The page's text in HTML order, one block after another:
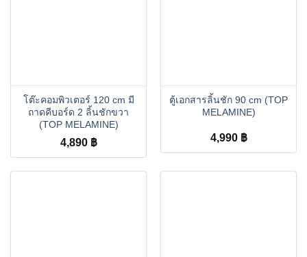
โต๊ะคอมพิวเตอร์ 120 cm มี
ถาดคีบอร์ด 2 ลิ้นชักขวา
(TOP MELAMINE)
4,890 ฿
ตู้เอกสารลิ้นชัก 90 cm (TOP
MELAMINE)
4,990 ฿